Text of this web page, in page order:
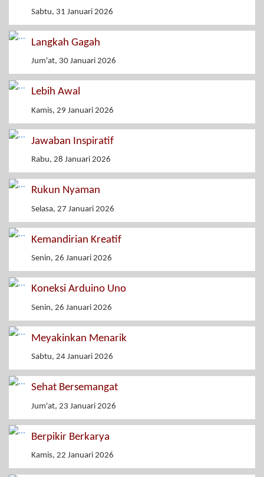
Sabtu, 31 Januari 2026
Langkah Gagah
Jum'at, 30 Januari 2026
Lebih Awal
Kamis, 29 Januari 2026
Jawaban Inspiratif
Rabu, 28 Januari 2026
Rukun Nyaman
Selasa, 27 Januari 2026
Kemandirian Kreatif
Senin, 26 Januari 2026
Koneksi Arduino Uno
Senin, 26 Januari 2026
Meyakinkan Menarik
Sabtu, 24 Januari 2026
Sehat Bersemangat
Jum'at, 23 Januari 2026
Berpikir Berkarya
Kamis, 22 Januari 2026